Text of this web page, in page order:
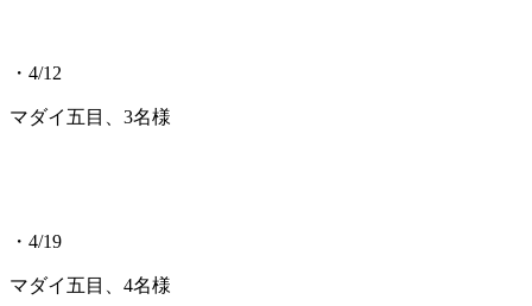
・4/12
マダイ五目、3名様
・4/19
マダイ五目、4名様